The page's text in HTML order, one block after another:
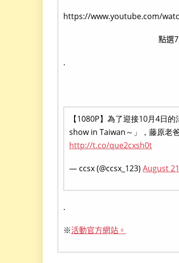
https://www.youtube.com/
點選
.
【1080P】為了迎接10月4日
show in Taiwan～」，藤原老
http://t.co/que2cxsh0t
— ccsx (@ccsx_123) August
.
※活動官方網站。